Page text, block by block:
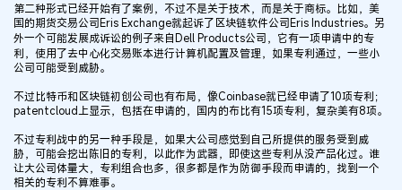
第二种形式已经开始有了案例，不过不是关于技术，而是关于商标。比如，美
国的期货交易公司Eris Exchange就起诉了区块链软件公司Eris Industries。另
外一个可能发展成诉讼的例子来自Dell Products公司，它有一项申请中的专
利，使用了去中心化交易账本进行计算机配置及管理，如果专利通过，一些小
公司可能受到威胁。
不过比特币和区块链初创公司也有布局，像Coinbase就已经申请了10项专利；
patentcloud上显示，包括在申请的，国内的布比有15项专利，复杂美有8项。
不过专利战中的另一种手段是，如果大公司感觉到自己所提供的服务受到威
胁，可能会挖出陈旧的专利，以此作为武器，即使这些专利从没产品化过。谁
让大公司体量大，专利组合也多，很多都是作为防御手段而申请的，找到一个
相关的专利不算难事。